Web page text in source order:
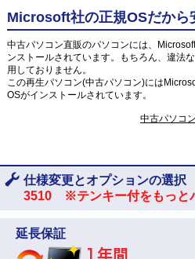
Microsoft社の正規OSだから
中古パソコン直販のパソコンには、
ンストールされています。もちろん、違法
用しておりません。
この再生パソコン(中古パソコン)には
OSがインストールされています。
中古パソコ
仕様変更とオプションの選択
3510 ※テンキー付をもっと
延長保証